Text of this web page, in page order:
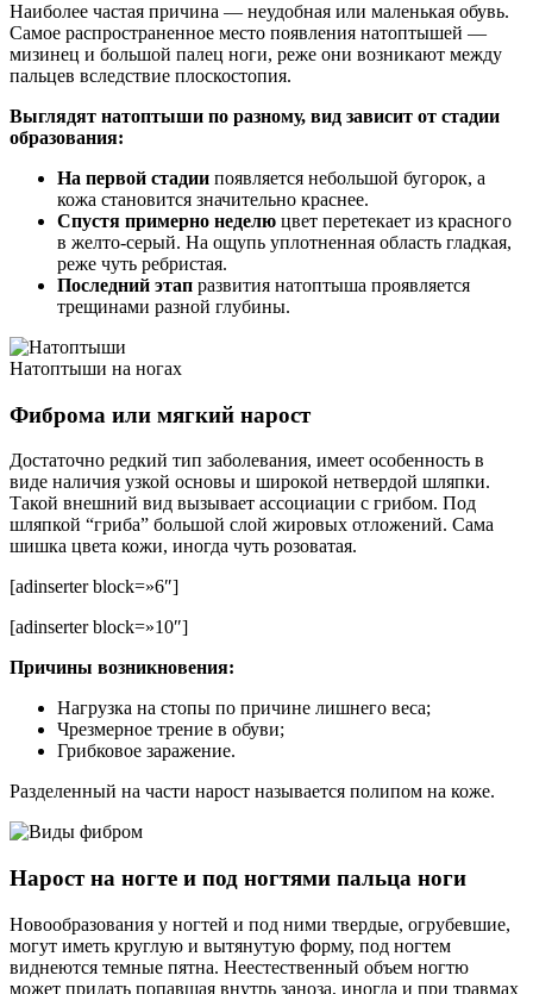
Наиболее частая причина — неудобная или маленькая обувь.
Самое распространенное место появления натоптышей —
мизинец и большой палец ноги, реже они возникают между
пальцев вследствие плоскостопия.
Выглядят натоптыши по разному, вид зависит от стадии
образования:
На первой стадии появляется небольшой бугорок, а
кожа становится значительно краснее.
Спустя примерно неделю цвет перетекает из красного
в желто-серый. На ощупь уплотненная область гладкая,
реже чуть ребристая.
Последний этап развития натоптыша проявляется
трещинами разной глубины.
Натоптыши на ногах
Фиброма или мягкий нарост
Достаточно редкий тип заболевания, имеет особенность в
виде наличия узкой основы и широкой нетвердой шляпки.
Такой внешний вид вызывает ассоциации с грибом. Под
шляпкой “гриба” большой слой жировых отложений. Сама
шишка цвета кожи, иногда чуть розоватая.
[adinserter block=»6″]
[adinserter block=»10″]
Причины возникновения:
Нагрузка на стопы по причине лишнего веса;
Чрезмерное трение в обуви;
Грибковое заражение.
Разделенный на части нарост называется полипом на коже.
Нарост на ногте и под ногтями пальца ноги
Новообразования у ногтей и под ними твердые, огрубевшие,
могут иметь круглую и вытянутую форму, под ногтем
виднеются темные пятна. Неестественный объем ногтю
может придать попавшая внутрь заноза, иногда и при травмах